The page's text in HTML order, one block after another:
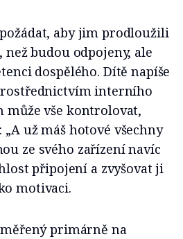
aby jim prodloužili
budou odpojeny, ale
dospělého. Dítě napíše
interního
může vše kontrolovat,
už máš hotové všechny
ze svého zařízení navíc
připojení a zvyšovat ji
motivaci.
primárně na